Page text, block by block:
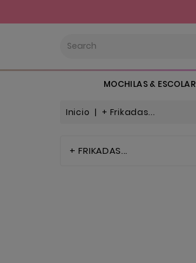
MOCHILAS & ESCOLAR
Inicio + Frikadas...
+ FRIKADAS...